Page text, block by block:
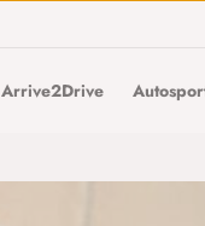
Arrive2Drive